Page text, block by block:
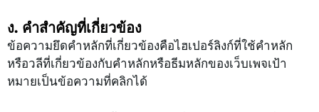
ง. คำสำคัญที่เกี่ยวข้อง
ข้อความยึดคำหลักที่เกี่ยวข้องคือไฮเปอร์ลิงก์ที่ใช้คำหลัก
หรือวลีที่เกี่ยวข้องกับคำหลักหรือธีมหลักของเว็บเพจเป้า
หมายเป็นข้อความที่คลิกได้